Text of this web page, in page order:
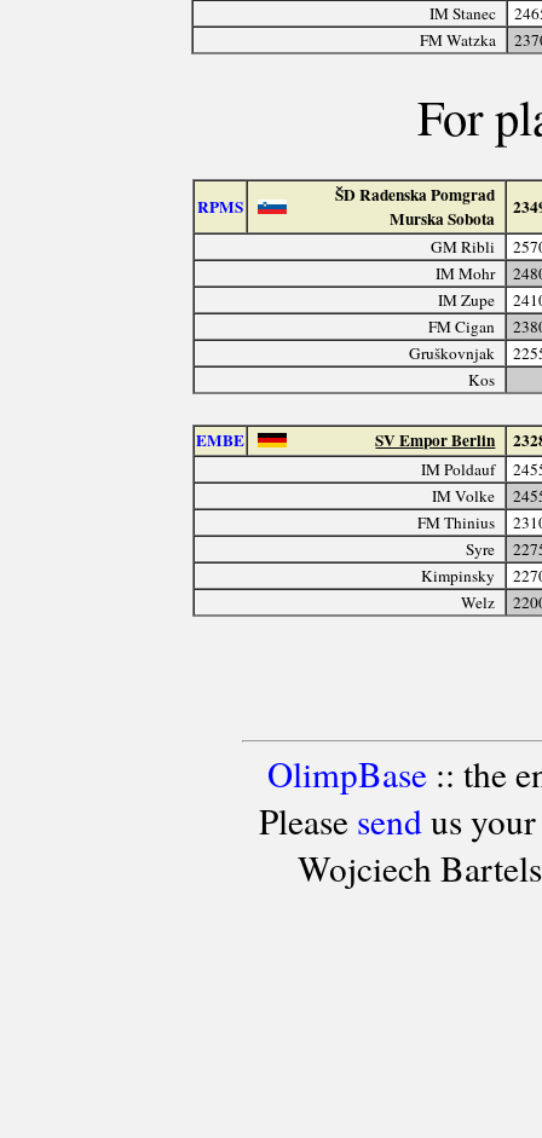
IM Stanec
FM Watzka
For
RPMS
ŠD Radenska Pomgrad
Murska Sobota
GM Ribli
IM Mohr
IM Zupe
FM Cigan
Gruškovnjak
Kos
EMBE SV Empor Berlin
IM Poldauf
IM Volke
FM Thinius
Syre
Kimpinsky
Welz
OlimpBase:: the
Please sendus your
Wojciech